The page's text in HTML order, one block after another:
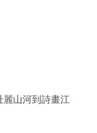
麗山河到詩畫江